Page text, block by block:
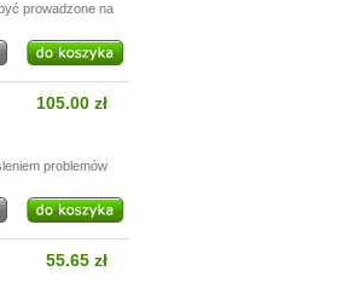
prowadzone na
105.00 zł
problemów
55.65 zł